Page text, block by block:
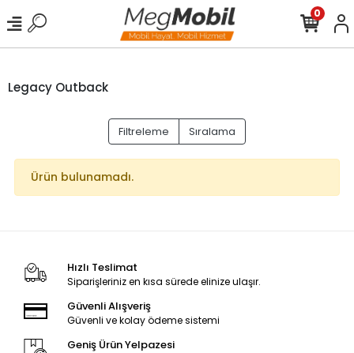
0
Legacy Outback
Filtreleme Sıralama
Ürün bulunamadı.
Hızlı Teslimat
Siparişleriniz en kısa sürede elinize ulaşır.
Güvenli Alışveriş
Güvenli ve kolay ödeme sistemi
Geniş Ürün Yelpazesi